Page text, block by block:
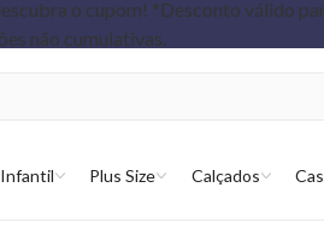
Infantil Plus Size Calçados